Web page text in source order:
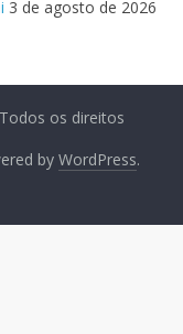
3 de agosto de 2026
os direitos
byWordPress.